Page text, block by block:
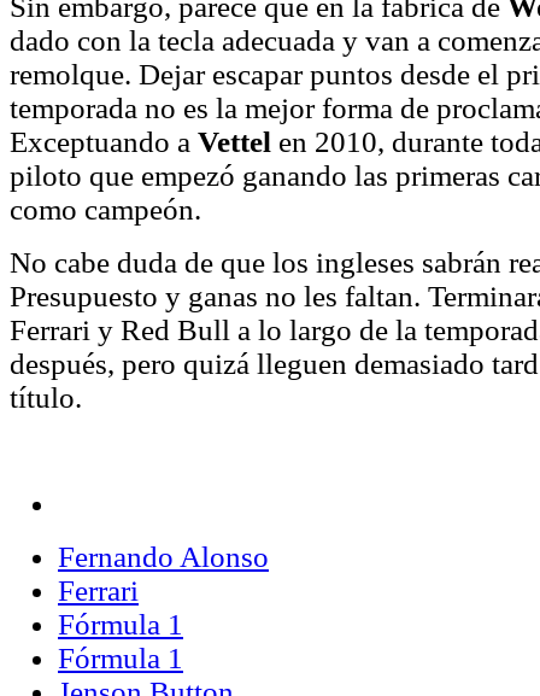
dado con la tecla adecuada y van a
remolque. Dejar escapar puntos desde el
temporada no es la mejor forma de
Exceptuando a Vettel en 2010, durante
piloto que empezó ganando las primeras
como campeón.
No cabe duda de que los ingleses sabrán
Presupuesto y ganas no les faltan.
Ferrari y Red Bull a lo largo de la
después, pero quizá lleguen demasiado
título.
Fernando Alonso
Ferrari
Fórmula 1
Fórmula 1